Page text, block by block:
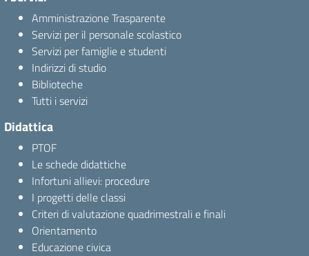
Amministrazione Trasparente
Servizi per il personale scolastico
Servizi per famiglie e studenti
Indirizzi di studio
Biblioteche
Tutti i servizi
Didattica
PTOF
Le schede didattiche
Infortuni allievi: procedure
I progetti delle classi
Criteri di valutazione quadrimestrali e finali
Orientamento
Educazione civica